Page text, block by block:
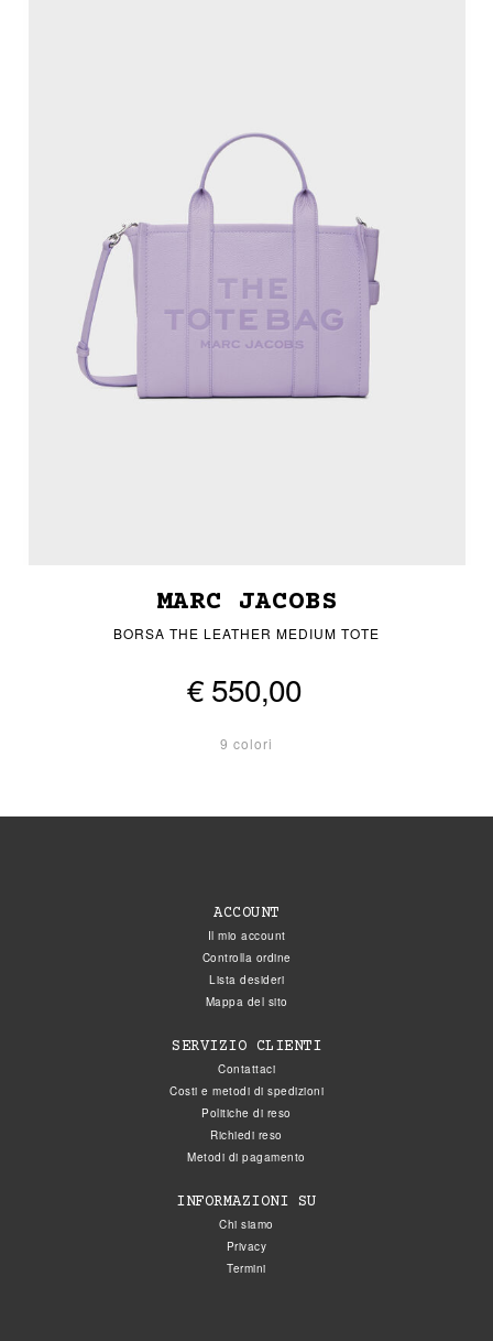
MARC JACOBS
BORSA THE LEATHER MEDIUM TOTE
€ 550,00
9 colori
ACCOUNT
Il mio account
Controlla ordine
Lista desideri
Mappa del sito
SERVIZIO CLIENTI
Contattaci
Costi e metodi di spedizioni
Politiche di reso
Richiedi reso
Metodi di pagamento
INFORMAZIONI SU
Chi siamo
Privacy
Termini